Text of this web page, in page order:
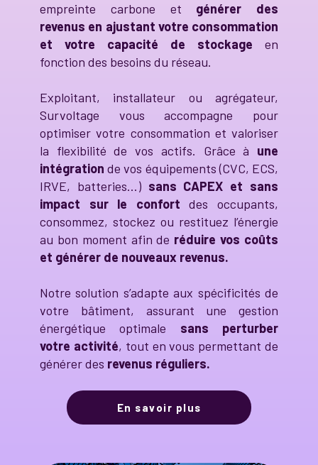
empreinte carbone et générer des
revenus en ajustant votre consommation
et votre capacité de stockage en
fonction des besoins du réseau.
Exploitant, installateur ou agrégateur,
Survoltage vous accompagne pour
optimiser votre consommation et valoriser
la flexibilité de vos actifs. Grâce à une
intégrationde vos équipements (CVC, ECS,
IRVE, batteries…) sans CAPEX et sans
impact sur le confort des occupants,
consommez, stockez ou restituez l’énergie
au bon moment afin de réduire vos coûts
et générer de nouveaux revenus.
Notre solution s’adapte aux spécificités de
votre bâtiment, assurant une gestion
énergétique optimale sans perturber
votre activité, tout en vous permettant de
générer des revenus réguliers.
En savoir plus